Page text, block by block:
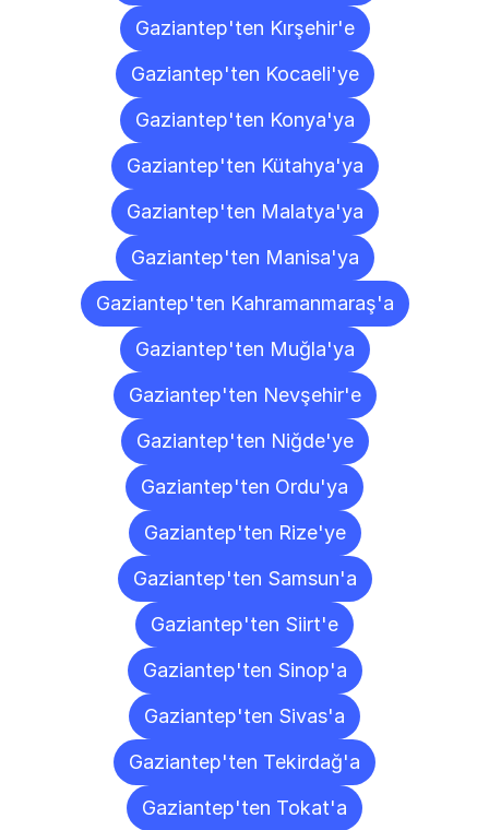
Gaziantep'ten Kırşehir'e
Gaziantep'ten Kocaeli'ye
Gaziantep'ten Konya'ya
Gaziantep'ten Kütahya'ya
Gaziantep'ten Malatya'ya
Gaziantep'ten Manisa'ya
Gaziantep'ten Kahramanmaraş'a
Gaziantep'ten Muğla'ya
Gaziantep'ten Nevşehir'e
Gaziantep'ten Niğde'ye
Gaziantep'ten Ordu'ya
Gaziantep'ten Rize'ye
Gaziantep'ten Samsun'a
Gaziantep'ten Siirt'e
Gaziantep'ten Sinop'a
Gaziantep'ten Sivas'a
Gaziantep'ten Tekirdağ'a
Gaziantep'ten Tokat'a